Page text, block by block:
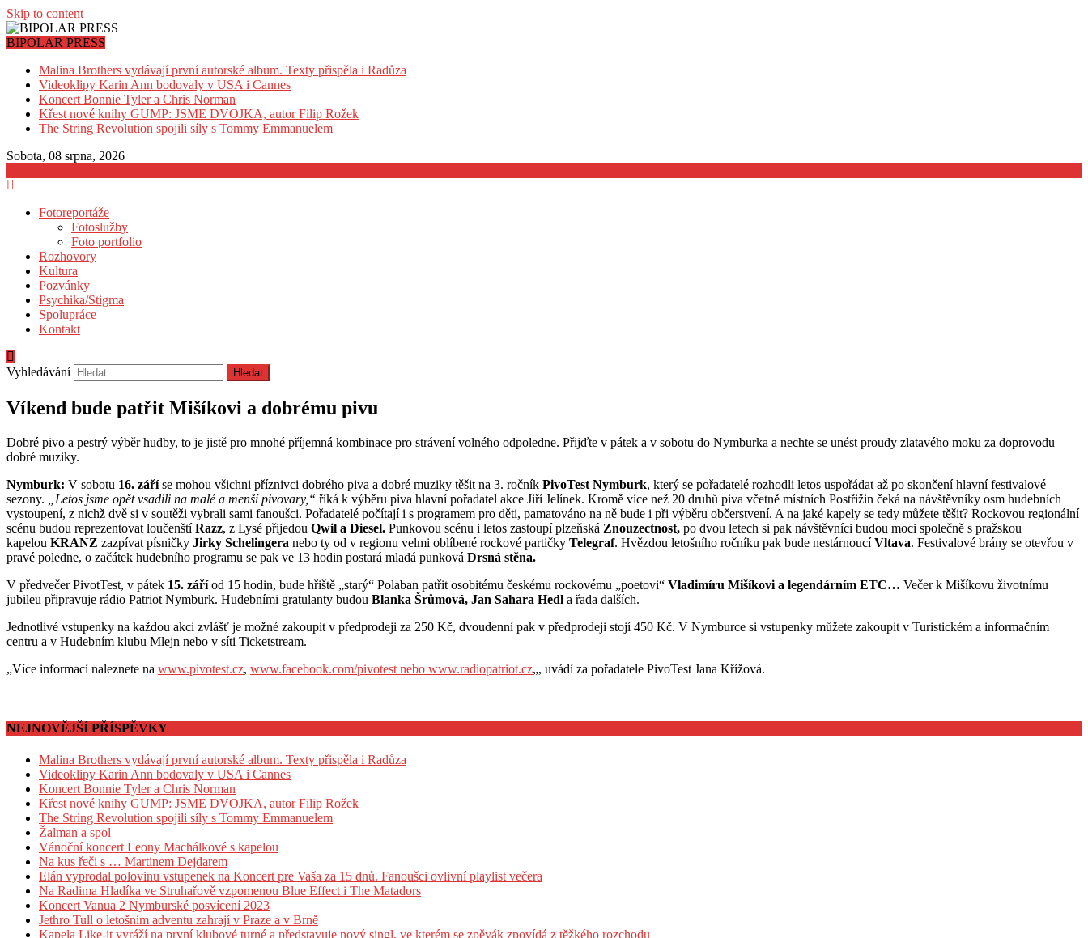
Skip to content
BIPOLAR PRESS
Malina Brothers vydávají první autorské album. Texty přispěla i Radůza
Videoklipy Karin Ann bodovaly v USA i Cannes
Koncert Bonnie Tyler a Chris Norman
Křest nové knihy GUMP: JSME DVOJKA, autor Filip Rožek
The String Revolution spojili síly s Tommy Emmanuelem
Sobota, 08 srpna, 2026
Fotoreportáže
Fotoslužby
Foto portfolio
Rozhovory
Kultura
Pozvánky
Psychika/Stigma
Spolupráce
Kontakt
Vyhledávání
Víkend bude patřit Mišíkovi a dobrému pivu
Dobré pivo a pestrý výběr hudby, to je jistě pro mnohé příjemná kombinace pro strávení volného odpoledne. Přijďte v pátek a v sobotu do Nymburka a nechte se unést proudy zlatavého moku za doprovodu
dobré muziky.
Nymburk: V sobotu 16. záříse mohou všichni příznivci dobrého piva a dobré muziky těšit na 3. ročník PivoTest Nymburk, který se pořadatelé rozhodli letos uspořádat až po skončení hlavní festivalové
sezony.
„Letos jsme opět vsadili na malé a menší pivovary,“ říká k výběru piva hlavní pořadatel akce Jiří Jelínek. Kromě více než 20 druhů piva včetně místních Postřižin čeká na návštěvníky osm hudebních
vystoupení, z nichž dvě si v soutěži vybrali sami fanoušci. Pořadatelé počítají i s programem pro děti, pamatováno na ně bude i při výběru občerstvení. A na jaké kapely se tedy můžete těšit? Rockovou regionální
scénu budou reprezentovat loučenštíRazz, z Lysé přijedou Qwil a Diesel. Punkovou scénu i letos zastoupí plzeňská Znouzectnost, po dvou letech si pak návštěvníci budou moci společně s pražskou
kapelou KRANZ zazpívat písničky Jirky Schelingera nebo ty od v regionu velmi oblíbené rockové partičky Telegraf. Hvězdou letošního ročníku pak bude nestárnoucíVltava. Festivalové brány se otevřou v
pravé poledne, o začátek hudebního programu se pak ve 13 hodin postará mladá punková Drsná stěna.
V předvečer PivotTest, v pátek 15. záříod 15 hodin, bude hřiště „starý“ Polaban patřit osobitému českému rockovému „poetovi“ Vladimíru Mišíkovi a legendárním ETC… Večer k Mišíkovu životnímu
jubileu připravuje rádio Patriot Nymburk. Hudebními gratulanty budou Blanka Šrůmová, Jan Sahara Hedl a řada dalších.
Jednotlivé vstupenky na každou akci zvlášť je možné zakoupit v předprodeji za 250 Kč, dvoudenní pak v předprodeji stojí 450 Kč. V Nymburce si vstupenky můžete zakoupit v Turistickém a informačním
centru a v Hudebním klubu Mlejn nebo v síti Ticketstream.
„Více informací naleznete na www.pivotest.cz, www.facebook.com/pivotest nebo www.radiopatriot.cz„, uvádí za pořadatele PivoTest Jana Křížová.
NEJNOVĚJŠÍ PŘÍSPĚVKY
Malina Brothers vydávají první autorské album. Texty přispěla i Radůza
Videoklipy Karin Ann bodovaly v USA i Cannes
Koncert Bonnie Tyler a Chris Norman
Křest nové knihy GUMP: JSME DVOJKA, autor Filip Rožek
The String Revolution spojili síly s Tommy Emmanuelem
Žalman a spol
Vánoční koncert Leony Machálkové s kapelou
Na kus řeči s … Martinem Dejdarem
Elán vyprodal polovinu vstupenek na Koncert pre Vaša za 15 dnů. Fanoušci ovlivní playlist večera
Na Radima Hladíka ve Struhařově vzpomenou Blue Effect i The Matadors
Koncert Vanua 2 Nymburské posvícení 2023
Jethro Tull o letošním adventu zahrají v Praze a v Brně
Kapela Like-it vyráží na první klubové turné a představuje nový singl, ve kterém se zpěvák zpovídá z těžkého rozchodu